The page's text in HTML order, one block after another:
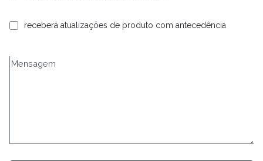
receberá atualizações de produto com antecedência